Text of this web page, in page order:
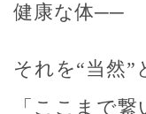
健康な体──
それを“当然”
「ここまで